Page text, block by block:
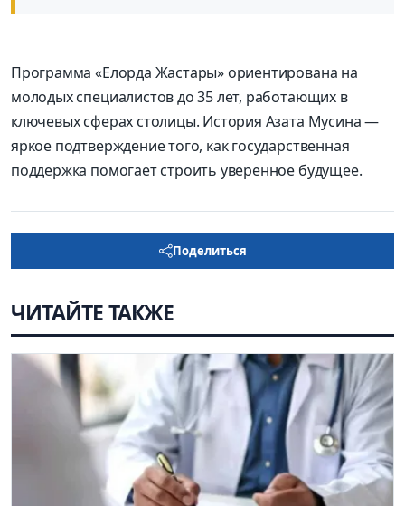
Программа «Елорда Жастары» ориентирована на
молодых специалистов до 35 лет, работающих в
ключевых сферах столицы. История Азата Мусина —
яркое подтверждение того, как государственная
поддержка помогает строить уверенное будущее.
Поделиться
ЧИТАЙТЕ ТАКЖЕ